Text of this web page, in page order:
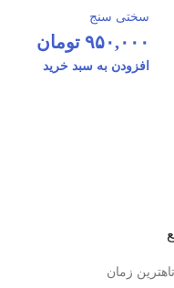
سختی سنج
۹۵۰,۰۰۰ تومان
افزودن به سبد خرید
زمان